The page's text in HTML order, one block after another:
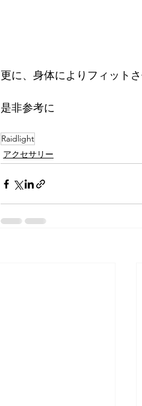
更に、身体によりフィット
是非参考に
Raidlight
アクセサリー